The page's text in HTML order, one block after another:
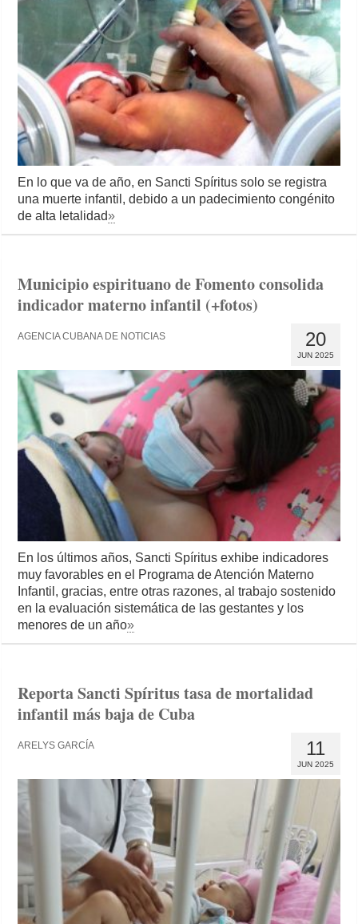
En lo que va de año, en Sancti Spíritus solo se registra
una muerte infantil, debido a un padecimiento congénito
de alta letalidad»
Municipio espirituano de Fomento consolida
indicador materno infantil (+fotos)
20
JUN 2025
AGENCIA CUBANA DE NOTICIAS
En los últimos años, Sancti Spíritus exhibe indicadores
muy favorables en el Programa de Atención Materno
Infantil, gracias, entre otras razones, al trabajo sostenido
en la evaluación sistemática de las gestantes y los
menores de un año»
Reporta Sancti Spíritus tasa de mortalidad
infantil más baja de Cuba
11
JUN 2025
ARELYS GARCÍA